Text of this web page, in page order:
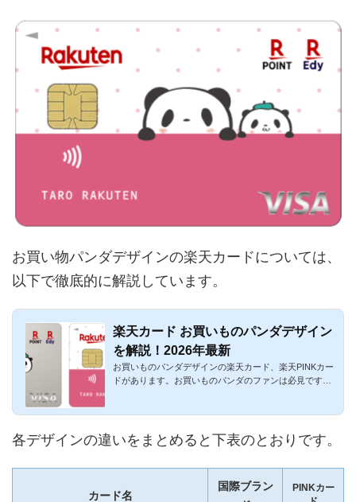
お買い物パンダデザインの楽天カードについては、
以下で徹底的に解説しています。
楽天カード お買いものパンダデザイン
を解説！2026年最新
お買いものパンダデザインの楽天カード、楽天PINKカー
ドがあります。お買いものパンダのファンは必見です。2
各デザインの違いをまとめると下表のとおりです。
カード名
国際ブラン
PINKカー